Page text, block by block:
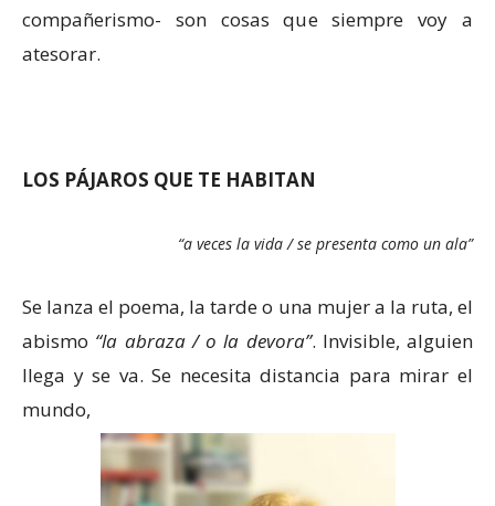
compañerismo- son cosas que siempre voy a
atesorar.
LOS PÁJAROS QUE TE HABITAN
“a veces la vida / se presenta como un ala”
Se lanza el poema, la tarde o una mujer a la ruta, el
abismo “la abraza / o la devora”. Invisible, alguien
llega y se va. Se necesita distancia para mirar el
mundo,